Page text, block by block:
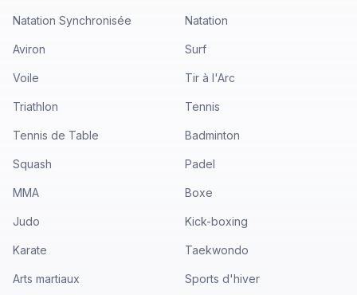
Natation Synchronisée Natation
Aviron Surf
Voile Tir à l'Arc
Triathlon Tennis
Tennis de Table Badminton
Squash Padel
MMA Boxe
Judo Kick-boxing
Karate Taekwondo
Arts martiaux Sports d'hiver